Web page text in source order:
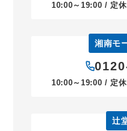
10:00～19:00 / 定
湘南モ
10:00～19:00 / 定
辻